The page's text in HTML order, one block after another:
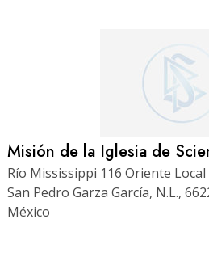
Misión de la Iglesia de
Río Mississippi 116 Oriente Local
San Pedro Garza García, N.L.,
México